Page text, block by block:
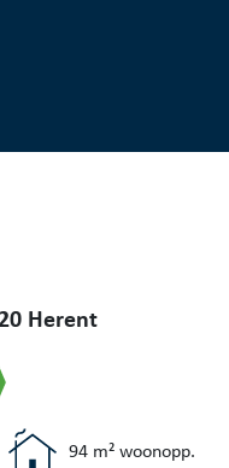
Herent
94 m² woonopp.